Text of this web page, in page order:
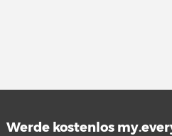
Werde kostenlos